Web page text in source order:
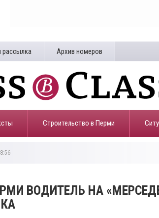
рассылка Архив номеров
Строительство в Перми
ВОДИТЕЛЬ НА